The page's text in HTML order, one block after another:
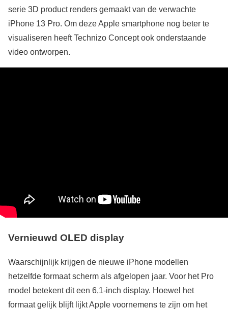
serie 3D product renders gemaakt van de verwachte
iPhone 13 Pro. Om deze Apple smartphone nog beter te
visualiseren heeft Technizo Concept ook onderstaande
video ontworpen.
Vernieuwd OLED display
Waarschijnlijk krijgen de nieuwe iPhone modellen
hetzelfde formaat scherm als afgelopen jaar. Voor het Pro
model betekent dit een 6,1-inch display. Hoewel het
formaat gelijk blijft lijkt Apple voornemens te zijn om het